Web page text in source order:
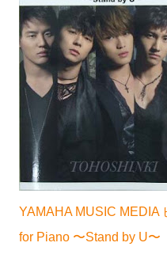
YAMAHA MUSIC MEDIA
for Piano 〜Stand by U